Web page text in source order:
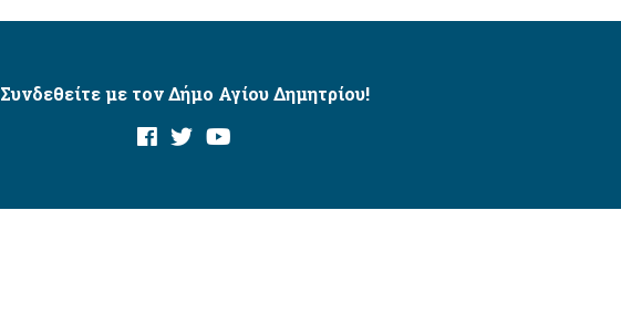
Συνδεθείτε με τον Δήμο Αγίου Δημητρίου!